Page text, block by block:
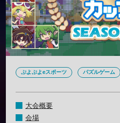
ぷよぷよeスポーツ パズルゲーム
大会概要
会場